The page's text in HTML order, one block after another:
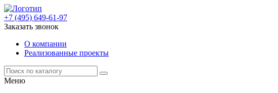
+7 (495) 649-61-97
Заказать звонок
О компании
Реализованные проекты
Меню